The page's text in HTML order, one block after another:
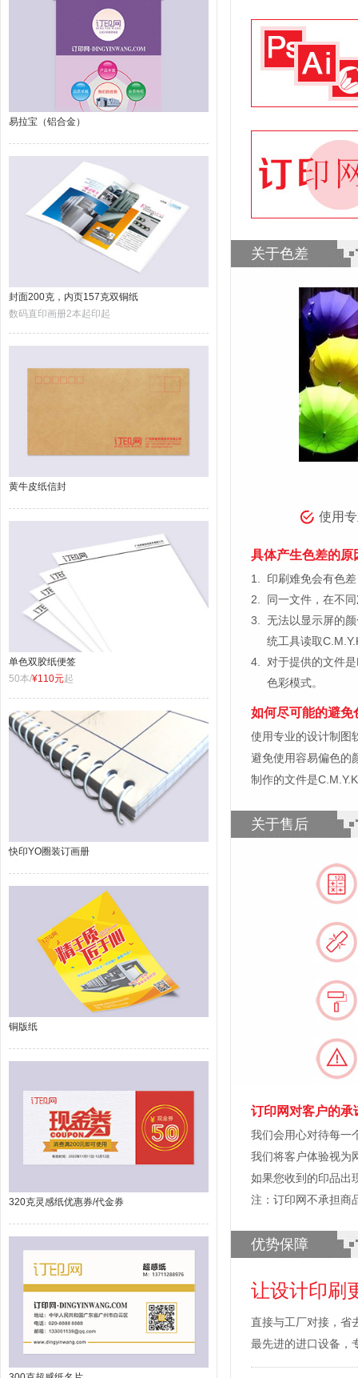
易拉宝（铝合金）
封面200克，内页157克双铜纸
数码直印画册2本起印起
黄牛皮纸信封
单色双胶纸便签
50本/¥110元起
快印YO圈装订画册
铜版纸
320克灵感纸优惠券/代金券
关于色差
使用
具体产生色差的原
1.
印刷难免会有色
2.
同一文件，在不
3.
无法以显示屏的
统工具读取
4.
对于提供的文件
色彩模式。
如何尽可能的避免
使用专业的设计制图
避免使用容易偏色的
制作的文件是
关于售后
订印网对客户的承
我们会用心对待每一
我们将客户体验视为
如果您收到的印品出
注：订印网不承担商
优势保障
让设计印刷
直接与工厂对接，省
最先进的进口设备，